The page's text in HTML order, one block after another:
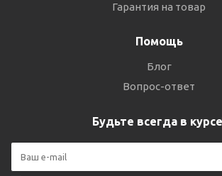
Гарантия на товар
Помощь
Блог
Вопрос-ответ
Будьте всегда в